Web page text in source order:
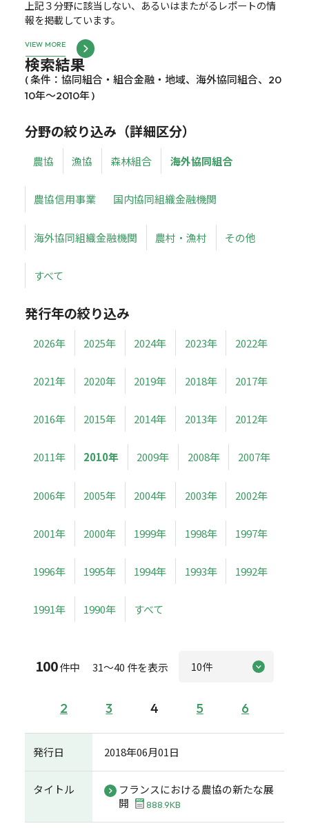
上記３分野に該当しない、あるいはまたがるレポートの情
報を掲載しています。
VIEW MORE
検索結果
( 条件：協同組合・組合金融・地域、海外協同組合、20
10年～2010年 )
分野の絞り込み（詳細区分）
農協 漁協 森林組合 海外協同組合
農協信用事業 国内協同組織金融機関
海外協同組織金融機関 農村・漁村 その他
すべて
発行年の絞り込み
2026年 2025年 2024年 2023年 2022年
2021年 2020年 2019年 2018年 2017年
2016年 2015年 2014年 2013年 2012年
2011年 2010年 2009年 2008年 2007年
2006年 2005年 2004年 2003年 2002年
2001年 2000年 1999年 1998年 1997年
1996年 1995年 1994年 1993年 1992年
1991年 1990年 すべて
100件中 31～40 件を表示
2 3 4 5 6
発行日 2018年06月01日
タイトル
フランスにおける農協の新たな展
開
888.9KB